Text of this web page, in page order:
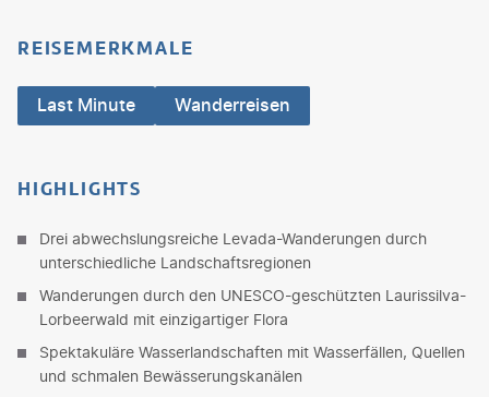
REISEMERKMALE
Last Minute Wanderreisen
HIGHLIGHTS
Drei abwechslungsreiche Levada-Wanderungen durch
unterschiedliche Landschaftsregionen
Wanderungen durch den UNESCO-geschützten Laurissilva-
Lorbeerwald mit einzigartiger Flora
Spektakuläre Wasserlandschaften mit Wasserfällen, Quellen
und schmalen Bewässerungskanälen